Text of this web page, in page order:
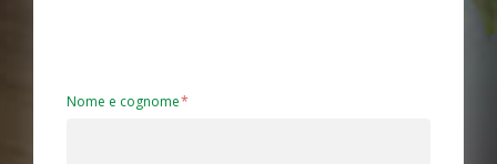
Nome e cognome